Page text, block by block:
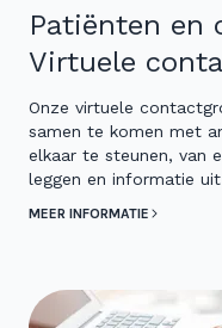
Patiënten en
Virtuele
Onze virtuele
samen te komen met
elkaar te steunen, van
leggen en informatie
MEER INFORMATIE